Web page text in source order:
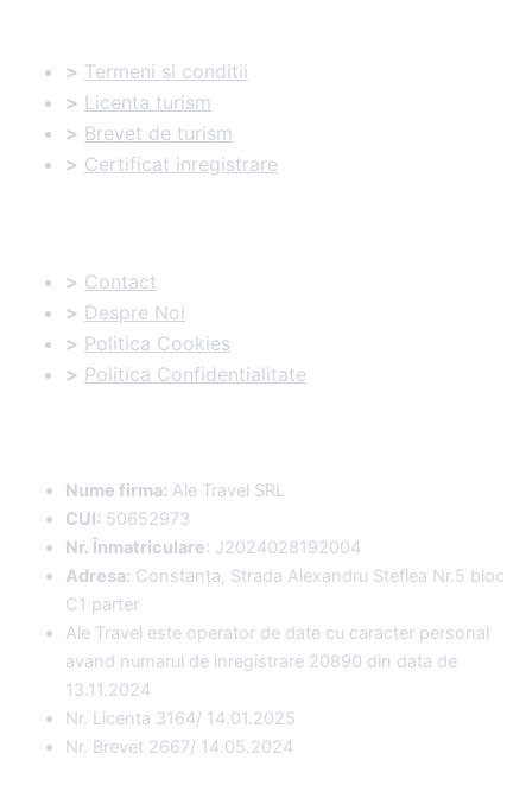
> Termeni si conditii
> Licenta turism
> Brevet de turism
> Certificat inregistrare
> Contact
> Despre Noi
> Politica Cookies
> Politica Confidentialitate
Nume firma: Ale Travel SRL
CUI: 50652973
Nr. Înmatriculare: J2024028192004
Adresa: Constanța, Strada Alexandru Steflea Nr.5 bloc
C1 parter
Ale Travel este operator de date cu caracter personal
avand numarul de inregistrare 20890 din data de
13.11.2024
Nr. Licenta 3164/ 14.01.2025
Nr. Brevet 2667/ 14.05.2024